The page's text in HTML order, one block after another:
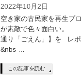
2022年10月2日
空き家の古民家を再生プ
が素敵で色々面白い。
通り「ごえん」】を レ
&nbs …
この記事を読む